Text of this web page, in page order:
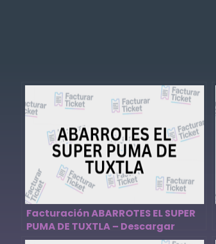
Facturación ABARROTES EL SUPER
PUMA DE TUXTLA – Descargar
Factura